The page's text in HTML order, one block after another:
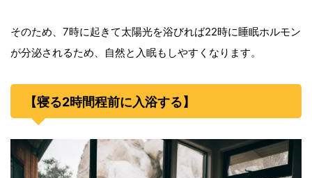
そのため、7時に起きて太陽光を浴びれば22時に睡眠ホルモン
が分泌されるため、自然と入眠もしやすくなります。
【寝る2時間程前に入浴する】